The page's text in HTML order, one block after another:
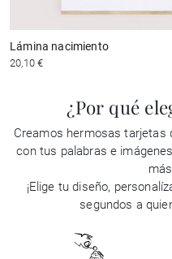
Lámina nacimiento
20,10 €
¿Por qué
Creamos hermosas tarjetas
con tus palabras e
¡Elige tu diseño,
segundos a